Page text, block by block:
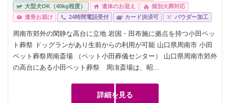
大型犬OK（40kg程度）
遺体のお迎え
個別火葬対応
遺骨お届け
24時間電話受付 カード決済可 パウダー加工
周南市郊外の閑静な高台に立地 岩国・田布施に拠点を持つ小田ペッ
ト葬祭 ドッグランがあり生前からの利用が可能 山口県周南市 小田
ペット葬祭周南斎場 （ペット小田葬儀センター） 山口県周南市郊外
の高台にある小田ペット葬祭 周南斎場は、昭...
詳細を見る